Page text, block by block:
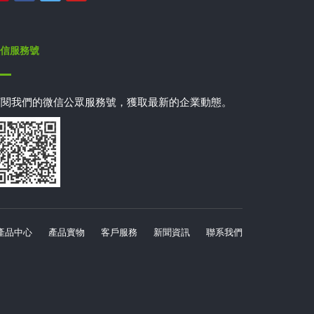
服務號
我們的微信公眾服務號，獲取最新的企業動態。
品中心 產品實物 客戶服務 新聞資訊 聯系我們